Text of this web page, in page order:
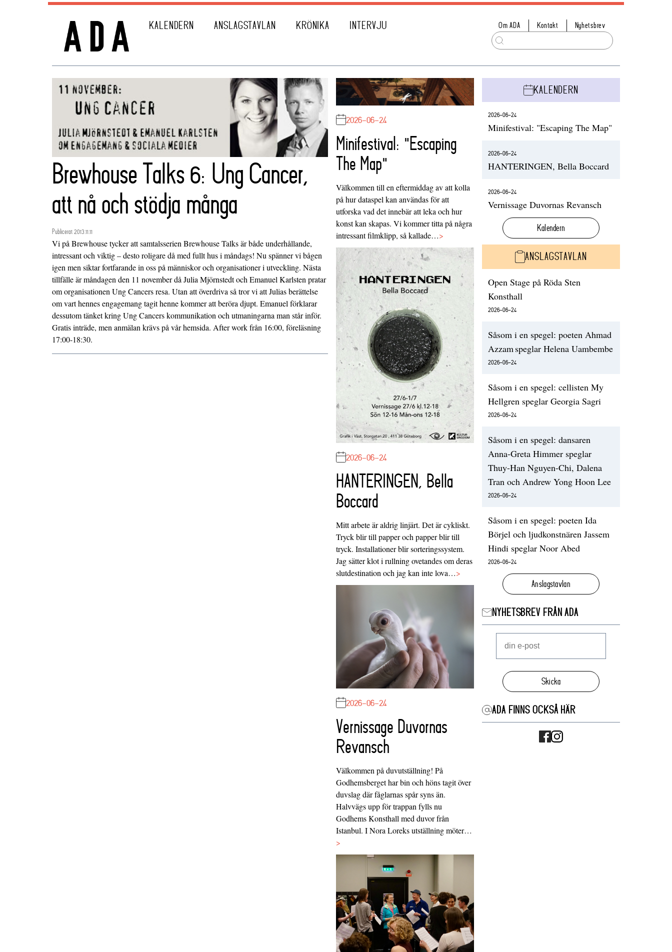
KALENDERN ANSLAGSTAVLAN KRÖNIKA INTERVJU Om ADA Kontakt Nyhetsbrev
Brewhouse Talks 6: Ung Cancer,
att nå och stödja många
Publicerat 2013.11.11
Vi på Brewhouse tycker att samtalsserien Brewhouse Talks är både underhållande,
intressant och viktig – desto roligare då med fullt hus i måndags! Nu spänner vi bågen
igen men siktar fortfarande in oss på människor och organisationer i utveckling. Nästa
tillfälle är måndagen den 11 november då Julia Mjörnstedt och Emanuel Karlsten pratar
om organisationen Ung Cancers resa. Utan att överdriva så tror vi att Julias berättelse
om vart hennes engagemang tagit henne kommer att beröra djupt. Emanuel förklarar
dessutom tänket kring Ung Cancers kommunikation och utmaningarna man står inför.
Gratis inträde, men anmälan krävs på vår hemsida. After work från 16:00, föreläsning
17:00-18:30.
2026-06-24
Minifestival: "Escaping
The Map"
Välkommen till en eftermiddag av att kolla
på hur dataspel kan användas för att
utforska vad det innebär att leka och hur
konst kan skapas. Vi kommer titta på några
intressant filmklipp, så kallade…>
2026-06-24
HANTERINGEN, Bella
Boccard
Mitt arbete är aldrig linjärt. Det är cykliskt.
Tryck blir till papper och papper blir till
tryck. Installationer blir sorteringssystem.
Jag sätter klot i rullning ovetandes om deras
slutdestination och jag kan inte lova…>
2026-06-24
Vernissage Duvornas
Revansch
Välkommen på duvutställning! På
Godhemsberget har bin och höns tagit över
duvslag där fåglarnas spår syns än.
Halvvägs upp för trappan fylls nu
Godhems Konsthall med duvor från
Istanbul. I Nora Loreks utställning möter…
>
KALENDERN
2026-06-24
Minifestival: "Escaping The Map"
2026-06-24
HANTERINGEN, Bella Boccard
2026-06-24
Vernissage Duvornas Revansch
Kalendern
ANSLAGSTAVLAN
Open Stage på Röda Sten
Konsthall
2026-06-24
Såsom i en spegel: poeten Ahmad
Azzam speglar Helena Uambembe
2026-06-24
Såsom i en spegel: cellisten My
Hellgren speglar Georgia Sagri
2026-06-24
Såsom i en spegel: dansaren
Anna-Greta Himmer speglar
Thuy-Han Nguyen-Chi, Dalena
Tran och Andrew Yong Hoon Lee
2026-06-24
Såsom i en spegel: poeten Ida
Börjel och ljudkonstnären Jassem
Hindi speglar Noor Abed
2026-06-24
Anslagstavlan
NYHETSBREV FRÅN ADA
Skicka
ADA FINNS OCKSÅ HÄR